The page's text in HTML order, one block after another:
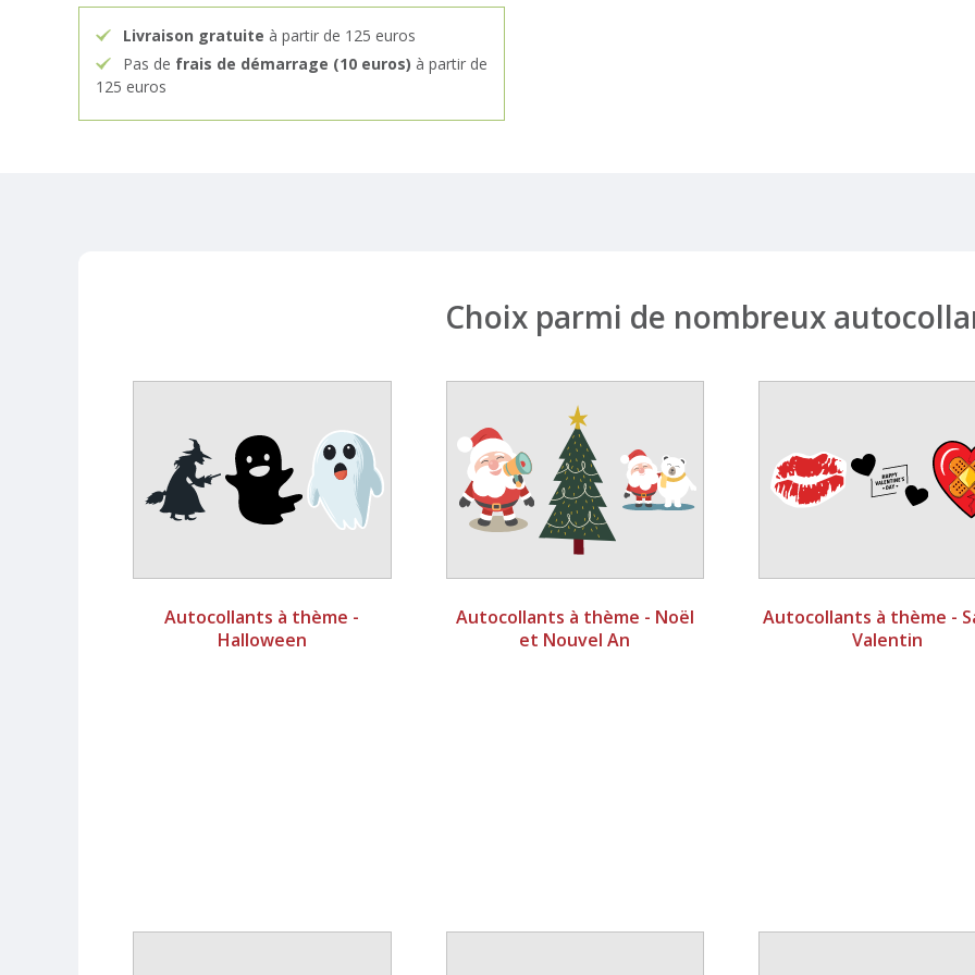
Livraison gratuite à partir de 125 euros
Pas de frais de démarrage (10 euros) à partir de
125 euros
Choix parmi de nombreux
Autocollants à thème -
Halloween
Autocollants à thème - Noël
et Nouvel An
Autocollants à thème -
Valentin